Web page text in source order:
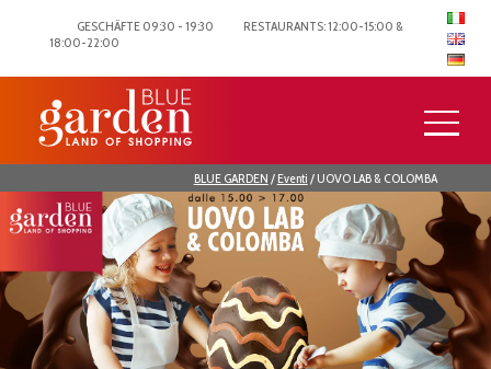
GESCHÄFTE 09:30 - 19:30
RESTAURANTS: 12:00-15:00 &
18:00-22:00
BLUE GARDEN / Eventi / UOVO LAB & COLOMBA